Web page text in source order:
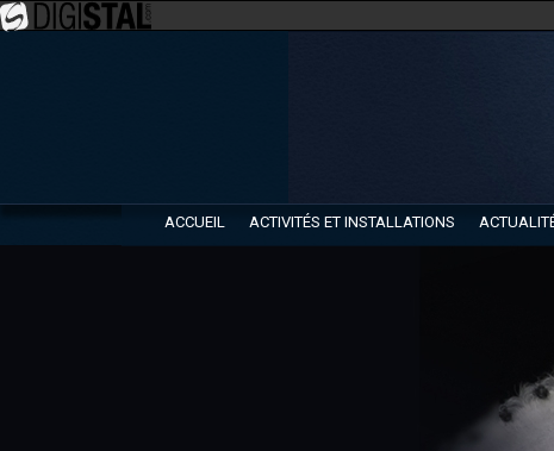
ACCUEIL ACTIVITÉS ET INSTALLATIONS